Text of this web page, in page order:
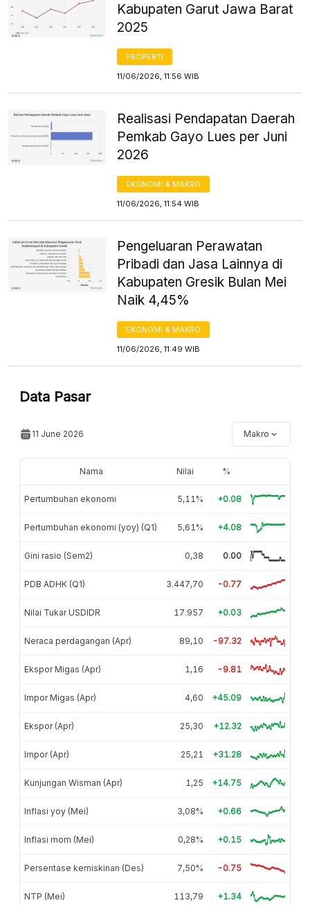
Kabupaten Garut Jawa Barat
2025
PROPERTI
11/06/2026, 11:56 WIB
Realisasi Pendapatan Daerah
Pemkab Gayo Lues per Juni
2026
EKONOMI & MAKRO
11/06/2026, 11:54 WIB
Pengeluaran Perawatan
Pribadi dan Jasa Lainnya di
Kabupaten Gresik Bulan Mei
Naik 4,45%
EKONOMI & MAKRO
11/06/2026, 11:49 WIB
Data Pasar
11 June 2026 Makro
Nama Nilai %
Pertumbuhan ekonomi 5,11% +0.08
Pertumbuhan ekonomi (yoy) (Q1) 5,61% +4.08
Gini rasio (Sem2) 0,38 0.00
PDB ADHK (Q1) 3.447,70 -0.77
Nilai Tukar USDIDR 17.957 +0.03
Neraca perdagangan (Apr) 89,10 -97.32
Ekspor Migas (Apr) 1,16 -9.81
Impor Migas (Apr) 4,60 +45.09
Ekspor (Apr) 25,30 +12.32
Impor (Apr) 25,21 +31.28
Kunjungan Wisman (Apr) 1,25 +14.75
Inflasi yoy (Mei) 3,08% +0.66
Inflasi mom (Mei) 0,28% +0.15
Persentase kemiskinan (Des) 7,50% -0.75
NTP (Mei) 113,79 +1.34